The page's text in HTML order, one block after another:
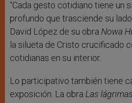
“Cada gesto cotidiano tiene un
profundo que trasciende su
David López de su obra Nowa
la silueta de Cristo crucificado
cotidianas en su interior.
Lo participativo también tiene
exposición. La obra Las